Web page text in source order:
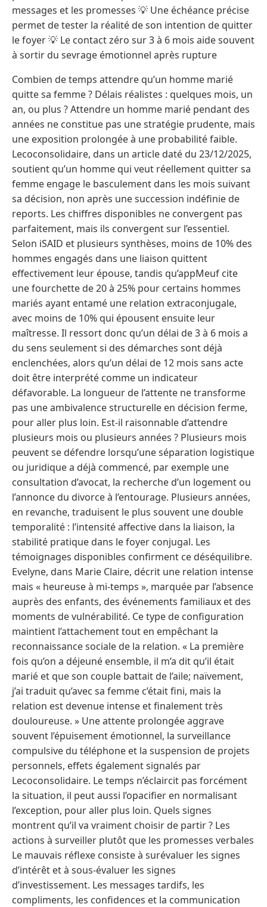
messages et les promesses 💡 Une échéance précise
permet de tester la réalité de son intention de quitter
le foyer 💡 Le contact zéro sur 3 à 6 mois aide souvent
à sortir du sevrage émotionnel après rupture
Combien de temps attendre qu’un homme marié
quitte sa femme ? Délais réalistes : quelques mois, un
an, ou plus ? Attendre un homme marié pendant des
années ne constitue pas une stratégie prudente, mais
une exposition prolongée à une probabilité faible.
Lecoconsolidaire, dans un article daté du 23/12/2025,
soutient qu’un homme qui veut réellement quitter sa
femme engage le basculement dans les mois suivant
sa décision, non après une succession indéfinie de
reports. Les chiffres disponibles ne convergent pas
parfaitement, mais ils convergent sur l’essentiel.
Selon iSAID et plusieurs synthèses, moins de 10% des
hommes engagés dans une liaison quittent
effectivement leur épouse, tandis qu’appMeuf cite
une fourchette de 20 à 25% pour certains hommes
mariés ayant entamé une relation extraconjugale,
avec moins de 10% qui épousent ensuite leur
maîtresse. Il ressort donc qu’un délai de 3 à 6 mois a
du sens seulement si des démarches sont déjà
enclenchées, alors qu’un délai de 12 mois sans acte
doit être interprété comme un indicateur
défavorable. La longueur de l’attente ne transforme
pas une ambivalence structurelle en décision ferme,
pour aller plus loin. Est-il raisonnable d’attendre
plusieurs mois ou plusieurs années ? Plusieurs mois
peuvent se défendre lorsqu’une séparation logistique
ou juridique a déjà commencé, par exemple une
consultation d’avocat, la recherche d’un logement ou
l’annonce du divorce à l’entourage. Plusieurs années,
en revanche, traduisent le plus souvent une double
temporalité : l’intensité affective dans la liaison, la
stabilité pratique dans le foyer conjugal. Les
témoignages disponibles confirment ce déséquilibre.
Evelyne, dans Marie Claire, décrit une relation intense
mais « heureuse à mi-temps », marquée par l’absence
auprès des enfants, des événements familiaux et des
moments de vulnérabilité. Ce type de configuration
maintient l’attachement tout en empêchant la
reconnaissance sociale de la relation. « La première
fois qu’on a déjeuné ensemble, il m’a dit qu’il était
marié et que son couple battait de l’aile; naïvement,
j’ai traduit qu’avec sa femme c’était fini, mais la
relation est devenue intense et finalement très
douloureuse. » Une attente prolongée aggrave
souvent l’épuisement émotionnel, la surveillance
compulsive du téléphone et la suspension de projets
personnels, effets également signalés par
Lecoconsolidaire. Le temps n’éclaircit pas forcément
la situation, il peut aussi l’opacifier en normalisant
l’exception, pour aller plus loin. Quels signes
montrent qu’il va vraiment choisir de partir ? Les
actions à surveiller plutôt que les promesses verbales
Le mauvais réflexe consiste à surévaluer les signes
d’intérêt et à sous-évaluer les signes
d’investissement. Les messages tardifs, les
compliments, les confidences et la communication